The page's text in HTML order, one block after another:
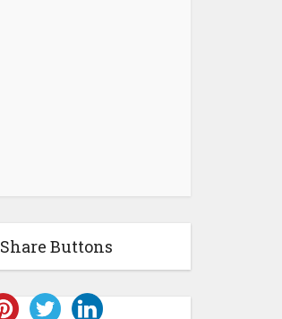
Share Buttons